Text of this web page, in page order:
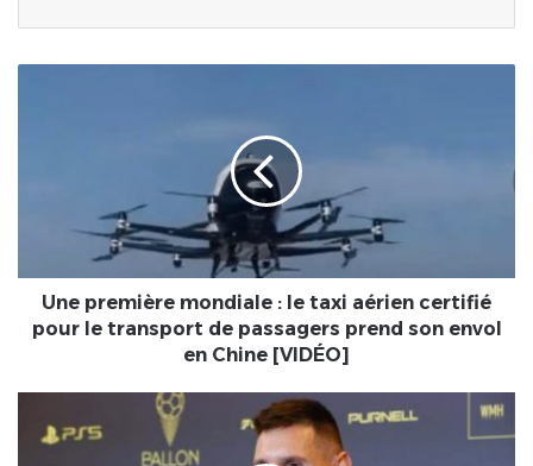
pour
transport
envol
Une première mondiale : le taxi aérien certifié
pour le transport de passagers prend son envol
en Chine [VIDÉO]
Ballon